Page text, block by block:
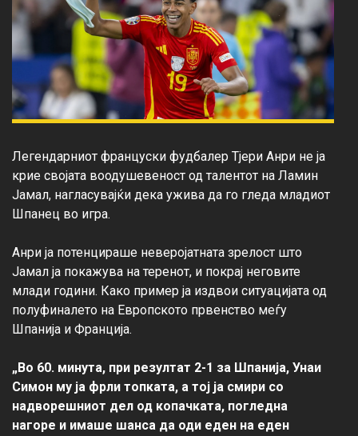
Легендарниот француски фудбалер Тјери Анри не ја
крие својата воодушевеност од талентот на Ламин
Јамал, нагласувајќи дека ужива да го гледа младиот
Шпанец во игра.
Анри ја потенцираше неверојатната зрелост што
Јамал ја покажува на теренот, и покрај неговите
млади години. Како пример ја издвои ситуацијата од
полуфиналето на Европското првенство меѓу
Шпанија и Франција.
„Во 60. минута, при резултат 2-1 за Шпанија, Унаи
Симон му ја фрли топката, а тој ја смири со
надворешниот дел од копачката, погледна
нагоре и имаше шанса да оди еден на еден